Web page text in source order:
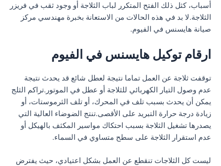
أسباب، كثل ذلك الفتح المتكرر لباب الثلاجة أو وجود ثقب في فريزر
الثلاجة.لا بد في هذه الحالات من الاستعانة بخبرة مهندسي مركز
صيانة هايسنس في الفيوم.
ارقام توكيل هايسنس في الفيوم
توقفت ثلاجة عن العمل تماما نتيجة لعطل شائع قد يحدث نتيجة
عدم وصول التيار الكهربائي للثلاجة أو عطل في الموتور.تراكم الثلج
يمكن أن يحدث بسبب تلف في المحرك، أو تلف الثرموستات، أو
زيادة درجة حرارة التبريد على الأقصى.تنتج الضوضاء العالية التي
يصدرها تشغيل الثلاجة بسبب احتكاك مواسير المكثف بالهيكل أو
عدم استقرار الثلاجة على سطح متساوي في السماء.
ليست كل الثلاجات تنقطع عن العمل بشكل اعتيادي، حيث يفترض